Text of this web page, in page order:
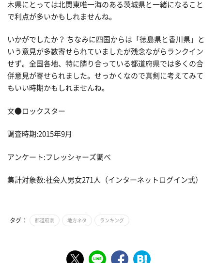
木県にとっては北関東唯一海のある茨城県と一緒になること
で利点が多いかもしれませんね。
いかがでしたか？ ちなみに四国からは「徳島県と香川県」と
いう意見が多数寄せられていましたが残念ながらランクイン
せず。全国各地、特に隣り合っている都道府県では多くの合
併意見が寄せられました。せっかくなので真剣に考えてみて
もいい時期かもしれませんね。
文●ロックスター
調査時期:2015年9月
アンケート:フレッシャーズ調べ
集計対象数:社会人男女271人（インターネットログイン式）
タグ： 都道府県 地方ネタ ランキング